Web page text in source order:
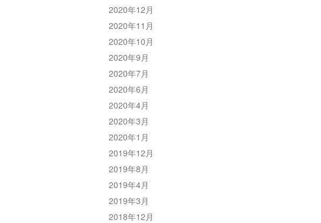
2020年12月
2020年11月
2020年10月
2020年9月
2020年7月
2020年6月
2020年4月
2020年3月
2020年1月
2019年12月
2019年8月
2019年4月
2019年3月
2018年12月